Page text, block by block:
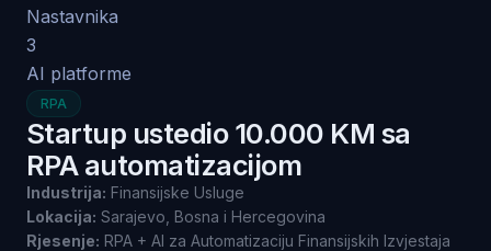
Nastavnika
3
AI platforme
RPA
Startup ustedio 10.000 KM sa
RPA automatizacijom
Industrija: Finansijske Usluge
Lokacija: Sarajevo, Bosna i Hercegovina
Rjesenje: RPA + AI za Automatizaciju Finansijskih Izvjestaja